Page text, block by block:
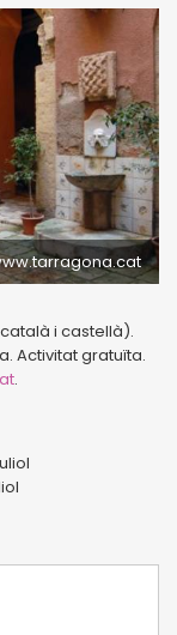
i castellà).
Activitat gratuïta.
.